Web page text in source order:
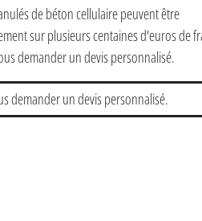
de béton cellulaire peuvent être
sur plusieurs centaines d'euros de
demander un devis personnalisé.
demander un devis personnalisé.